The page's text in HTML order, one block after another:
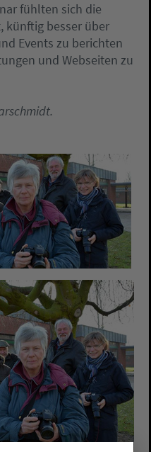
fühlten sich die
künftig besser über
Events zu berichten
und Webseiten zu